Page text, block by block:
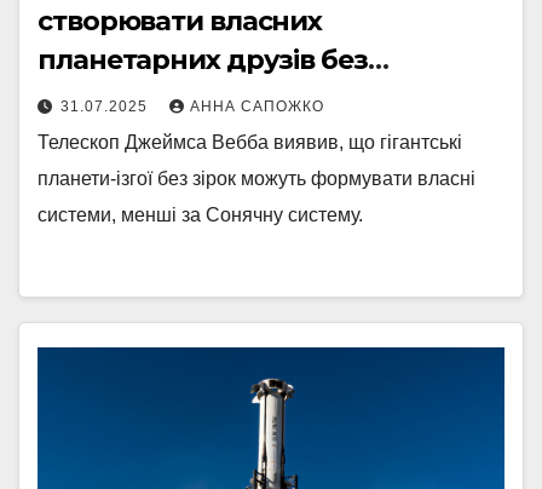
створювати власних
планетарних друзів без
батьківської зірки
31.07.2025 АННА САПОЖКО
Телескоп Джеймса Вебба виявив, що гігантські
планети-ізгої без зірок можуть формувати власні
системи, менші за Сонячну систему.